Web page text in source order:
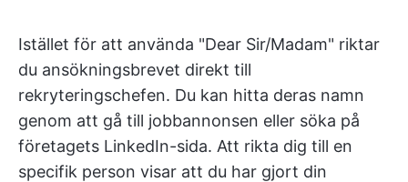
Istället för att använda "Dear Sir/Madam" riktar
du ansökningsbrevet direkt till
rekryteringschefen. Du kan hitta deras namn
genom att gå till jobbannonsen eller söka på
företagets LinkedIn-sida. Att rikta dig till en
specifik person visar att du har gjort din